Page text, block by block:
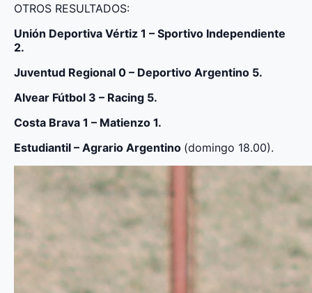
OTROS RESULTADOS:
Unión Deportiva Vértiz 1 – Sportivo Independiente
2.
Juventud Regional 0 – Deportivo Argentino 5.
Alvear Fútbol 3 – Racing 5.
Costa Brava 1 – Matienzo 1.
Estudiantil – Agrario Argentino (domingo 18.00).